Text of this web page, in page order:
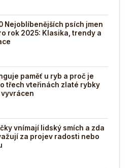
Nejoblíbenějších psích jmen
rok 2025: Klasika, trendy a
paměť u ryb a proč je
třech vteřinách zlaté rybky
vnímají lidský smích a zda
za projev radosti nebo